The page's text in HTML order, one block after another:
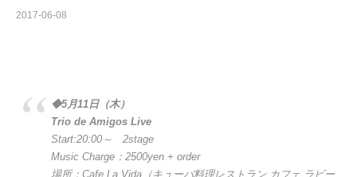
2017-06-08
◆5月11日（木）
Trio de Amigos Live
Start:20:00～ 2stage
Music Charge：2500yen + order
場所：Cafe La Vida（キューバ料理レストラン カフェ ラビー